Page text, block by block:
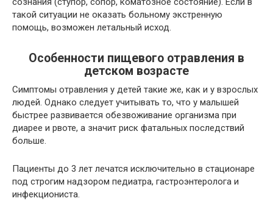
такой ситуации не оказать больному экстренную
помощь, возможен летальный исход.
Особенности пищевого отравления в
детском возрасте
Симптомы отравления у детей такие же, как и у взрослых
людей. Однако следует учитывать то, что у малышей
быстрее развивается обезвоживание организма при
диарее и рвоте, а значит риск фатальных последствий
больше.
Пациенты до 3 лет лечатся исключительно в стационаре
под строгим надзором педиатра, гастроэнтеролога и
инфекциониста.